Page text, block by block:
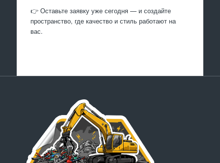
👉 Оставьте заявку уже сегодня — и создайте
пространство, где качество и стиль работают на
вас.